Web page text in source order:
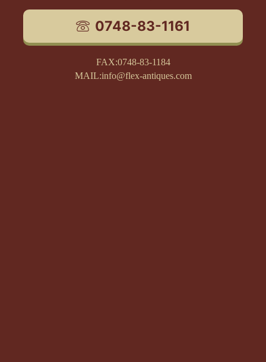
0748-83-1161
FAX:0748-83-1184
MAIL:info@flex-antiques.com